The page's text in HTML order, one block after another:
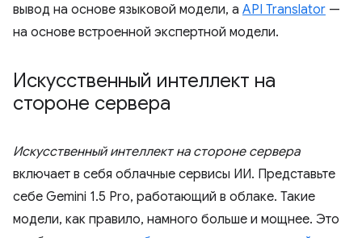
вывод на основе языковой модели, а API Translator —
на основе встроенной экспертной модели.
Искусственный интеллект на
стороне сервера
Искусственный интеллект на стороне сервера
включает в себя облачные сервисы ИИ. Представьте
себе Gemini 1.5 Pro, работающий в облаке. Такие
модели, как правило, намного больше и мощнее. Это